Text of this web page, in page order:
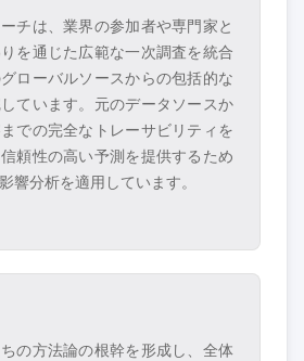
チは、業界の参加者や専門家と
を通じた広範な一次調査を統合
ローバルソースからの包括的な
ています。元のデータソースか
での完全なトレーサビリティを
頼性の高い予測を提供するため
響分析を適用しています。
の方法論の根幹を形成し、全体